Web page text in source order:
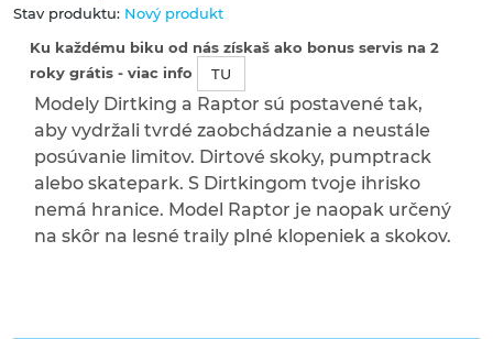
Stav produktu: Nový produkt
Ku každému biku od nás získaš ako bonus servis na 2
roky grátis - viac info
TU
Modely Dirtking a Raptor sú postavené tak,
aby vydržali tvrdé zaobchádzanie a neustále
posúvanie limitov. Dirtové skoky, pumptrack
alebo skatepark. S Dirtkingom tvoje ihrisko
nemá hranice. Model Raptor je naopak určený
na skôr na lesné traily plné klopeniek a skokov.